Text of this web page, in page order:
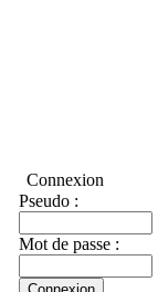
Connexion
Pseudo :
Mot de passe :